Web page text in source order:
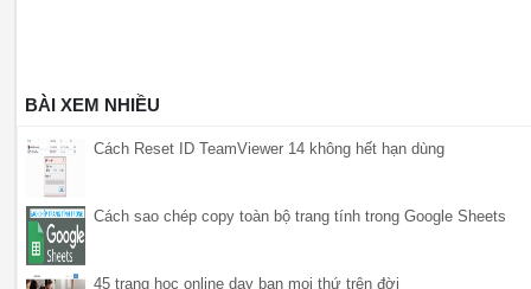
BÀI XEM NHIỀU
Cách Reset ID TeamViewer 14 không hết hạn dùng
Cách sao chép copy toàn bộ trang tính trong Google Sheets
45 trang học online dạy bạn mọi thứ trên đời